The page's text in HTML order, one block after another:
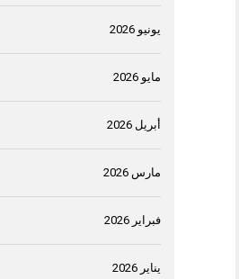
يونيو 2026
مايو 2026
أبريل 2026
مارس 2026
فبراير 2026
يناير 2026